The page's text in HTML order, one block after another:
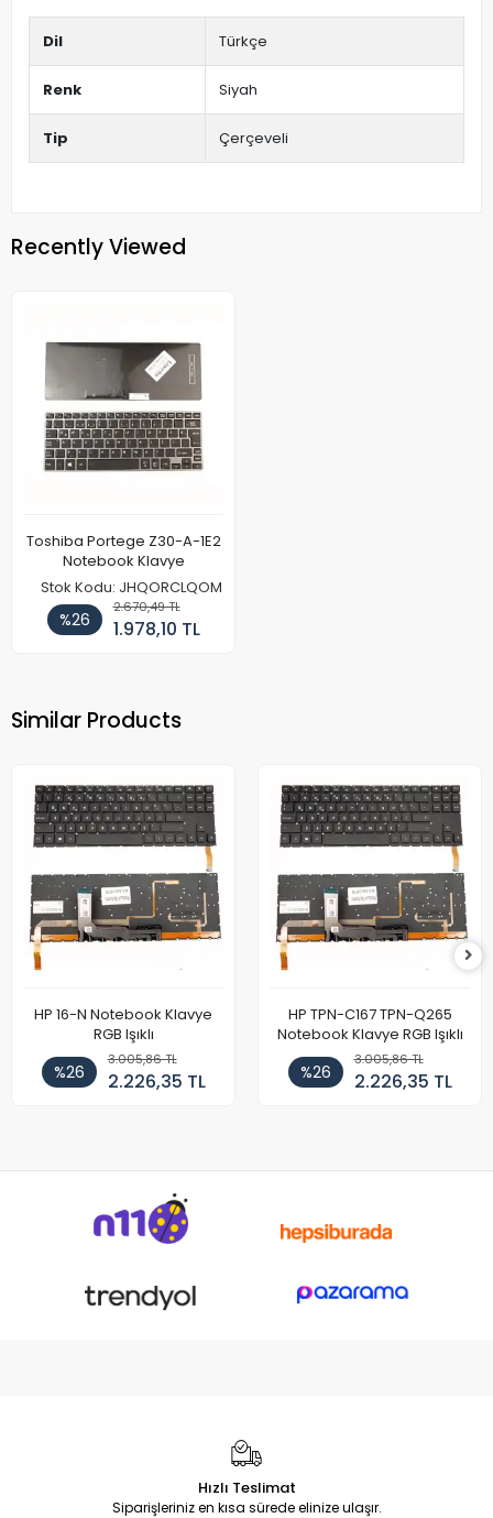
Dil Türkçe
Renk Siyah
Tip Çerçeveli
Recently Viewed
Toshiba Portege Z30-A-1E2
Notebook Klavye
Stok Kodu: JHQORCLQOM
%26
2.670,49 TL
1.978,10 TL
Similar Products
HP 16-N Notebook Klavye
RGB Işıklı
%26
3.005,86 TL
2.226,35 TL
HP TPN-C167 TPN-Q265
Notebook Klavye RGB Işıklı
%26
3.005,86 TL
2.226,35 TL
Hızlı Teslimat
Siparişleriniz en kısa sürede elinize ulaşır.